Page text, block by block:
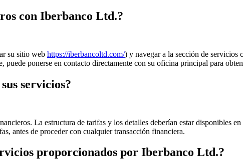
con Iberbanco Ltd.?
su sitio web https://iberbancoltd.com/) y navegar a la sección de servicios
ponerse en contacto directamente con su oficina principal para
servicios?
La estructura de tarifas y los detalles deberían estar disponibles
antes de proceder con cualquier transacción financiera.
proporcionados por Iberbanco Ltd.?